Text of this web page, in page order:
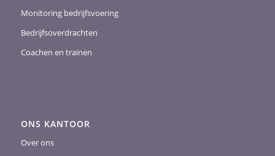
Monitoring bedrijfsvoering
Bedrijfsoverdrachten
Coachen en trainen
ONS KANTOOR
Over ons